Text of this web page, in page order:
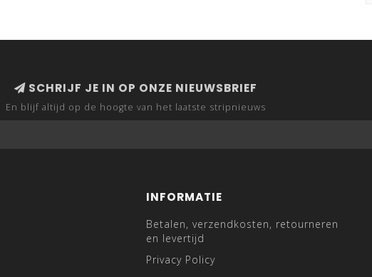
SCHRIJF JE IN OP ONZE NIEUWSBRIEF
En blijf altijd op de hoogte van het laatste stripnieuws
INFORMATIE
Betalen, verzendkosten, retourneren
en levertijd
Privacy Policy